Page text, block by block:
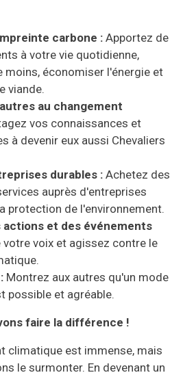
carbone : Apportez de
à votre vie quotidienne,
moins, économiser l'énergie et
viande.
au changement
vos connaissances et
à devenir eux aussi Chevaliers
durables : Achetez des
auprès d'entreprises
protection de l'environnement.
actions et des événements
votre voix et agissez contre le
Montrez aux autres qu'un mode
possible et agréable.
faire la différence !
climatique est immense, mais
le surmonter. En devenant un